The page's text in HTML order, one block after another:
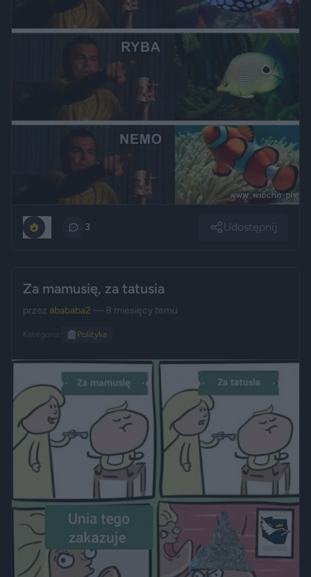
3 Udostępnij
Za mamusię, za tatusia
przez abababa2 — 8 miesięcy temu
Kategoria: 🏛️ Polityka